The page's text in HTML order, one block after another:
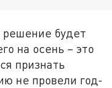
будет
на осень – это
признать
не провели год-